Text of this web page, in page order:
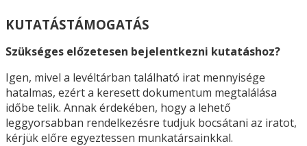
KUTATÁSTÁMOGATÁS
Szükséges előzetesen bejelentkezni kutatáshoz?
Igen, mivel a levéltárban található irat mennyisége
hatalmas, ezért a keresett dokumentum megtalálása
időbe telik. Annak érdekében, hogy a lehető
leggyorsabban rendelkezésre tudjuk bocsátani az iratot,
kérjük előre egyeztessen munkatársainkkal.